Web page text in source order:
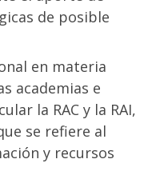
de posible
en materia
academias e
la RAC y la RAI,
se refiere al
y recursos